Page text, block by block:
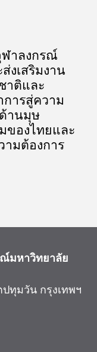
าลงกรณ์
งเสริมงาน
าติและ
ารสู่ความ
านมุษ
ของไทยและ
ามต้องการ
มหาวิทยาลัย
ทุมวัน กรุงเทพฯ